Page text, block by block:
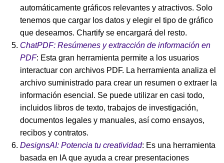
automáticamente gráficos relevantes y atractivos. Solo
tenemos que cargar los datos y elegir el tipo de gráfico
que deseamos. Chartify se encargará del resto.
ChatPDF: Resúmenes y extracción de información en
PDF: Esta gran herramienta permite a los usuarios
interactuar con archivos PDF. La herramienta analiza el
archivo suministrado para crear un resumen o extraer la
información esencial. Se puede utilizar en casi todo,
incluidos libros de texto, trabajos de investigación,
documentos legales y manuales, así como ensayos,
recibos y contratos.
DesignsAI: Potencia tu creatividad: Es una herramienta
basada en IA que ayuda a crear presentaciones